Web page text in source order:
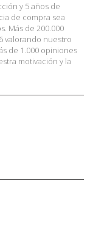
y 5 años de
de compra sea
Más de 200.000
valorando nuestro
de 1.000 opiniones
motivación y la